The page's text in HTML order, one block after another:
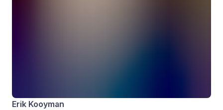
Erik Kooyman